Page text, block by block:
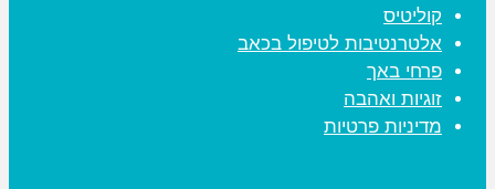
קוליטיס
אלטרנטיבות לטיפול בכאב
פרחי באך
זוגיות ואהבה
מדיניות פרטיות